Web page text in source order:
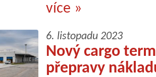
více »
6. listopadu 2023
Nový cargo
přepravy